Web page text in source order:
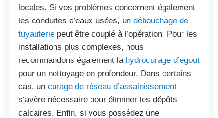
locales. Si vos problèmes concernent également
les conduites d’eaux usées, un débouchage de
tuyauterie peut être couplé à l’opération. Pour les
installations plus complexes, nous
recommandons également la hydrocurage d’égout
pour un nettoyage en profondeur. Dans certains
cas, un curage de réseau d’assainissement
s’avère nécessaire pour éliminer les dépôts
calcaires. Enfin, si vous possédez une